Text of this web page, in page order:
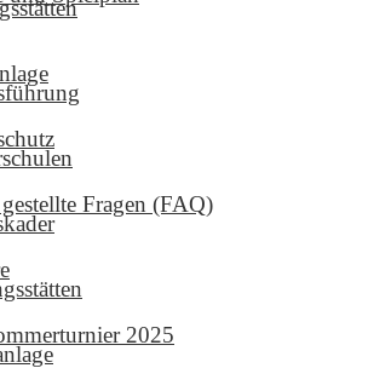
Fragen (FAQ)
2025
hinzufügen
Veranstalter-Website
anzeigen